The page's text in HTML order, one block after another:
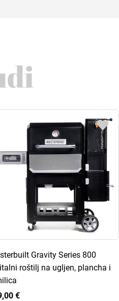
Gravity Series 800
roštilj na ugljen, plancha i
€